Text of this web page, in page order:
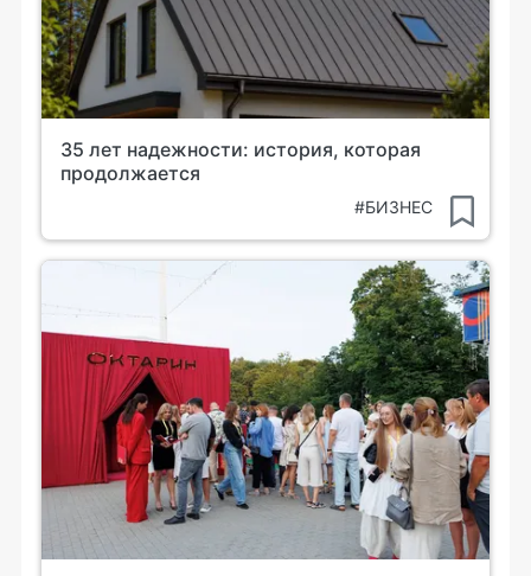
35 лет надежности: история, которая
продолжается
#БИЗНЕС